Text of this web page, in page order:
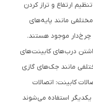
ارتفاع و تراز کردن
مانند پایه‌های
چرخ‌دار موجود هستند.
درب‌های کابینت‌های
مانند جک‌های گازی
کابینت: اتصالات
استفاده می‌شوند